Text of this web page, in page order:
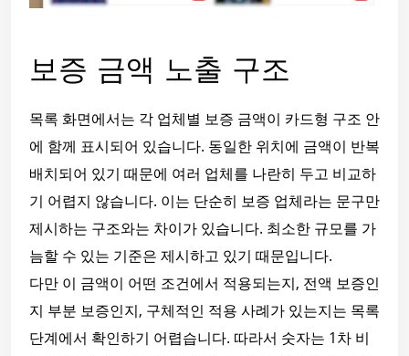
보증 금액 노출 구조
목록 화면에서는 각 업체별 보증 금액이 카드형 구조 안
에 함께 표시되어 있습니다. 동일한 위치에 금액이 반복
배치되어 있기 때문에 여러 업체를 나란히 두고 비교하
기 어렵지 않습니다. 이는 단순히 보증 업체라는 문구만
제시하는 구조와는 차이가 있습니다. 최소한 규모를 가
늠할 수 있는 기준은 제시하고 있기 때문입니다.
다만 이 금액이 어떤 조건에서 적용되는지, 전액 보증인
지 부분 보증인지, 구체적인 적용 사례가 있는지는 목록
단계에서 확인하기 어렵습니다. 따라서 숫자는 1차 비